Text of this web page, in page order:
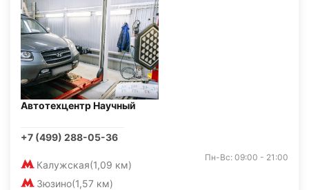
Автотехцентр Научный
+7 (499) 288-05-36
Калужская(1,09 км)
Зюзино(1,57 км)
Пн-Вс: 09:00 - 21:00